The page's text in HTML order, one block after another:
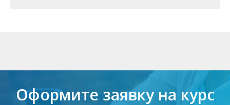
Оформите заявку на курс